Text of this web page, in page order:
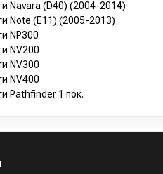
Navara (D40) (2004-2014)
Note (E11) (2005-2013)
NP300
NV200
NV300
NV400
Pathfinder 1 пок.